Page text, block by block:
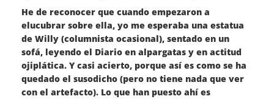
He de reconocer que cuando empezaron a
elucubrar sobre ella, yo me esperaba una estatua
de Willy (columnista ocasional), sentado en un
sofá, leyendo el Diario en alpargatas y en actitud
ojiplática. Y casi acierto, porque así es como se ha
quedado el susodicho (pero no tiene nada que ver
con el artefacto). Lo que han puesto ahí es